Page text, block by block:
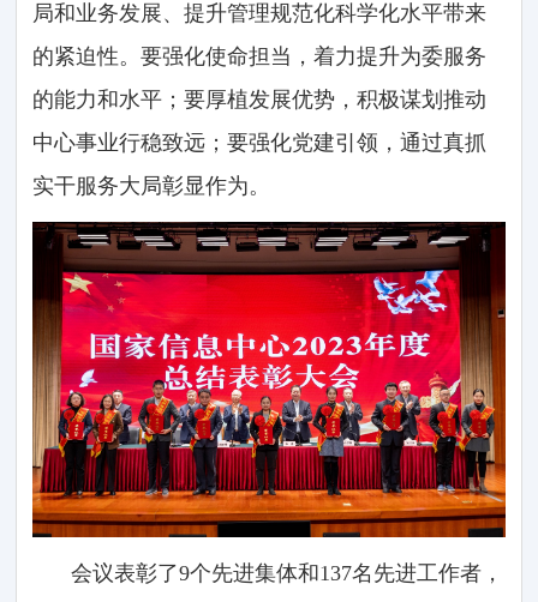
局和业务发展、提升管理规范化科学化水平带来
的紧迫性。要强化使命担当，着力提升为委服务
的能力和水平；要厚植发展优势，积极谋划推动
中心事业行稳致远；要强化党建引领，通过真抓
实干服务大局彰显作为。
会议表彰了9个先进集体和137名先进工作者，